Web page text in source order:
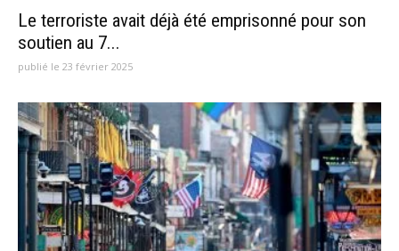
Le terroriste avait déjà été emprisonné pour son
soutien au 7...
publié le 23 février 2025